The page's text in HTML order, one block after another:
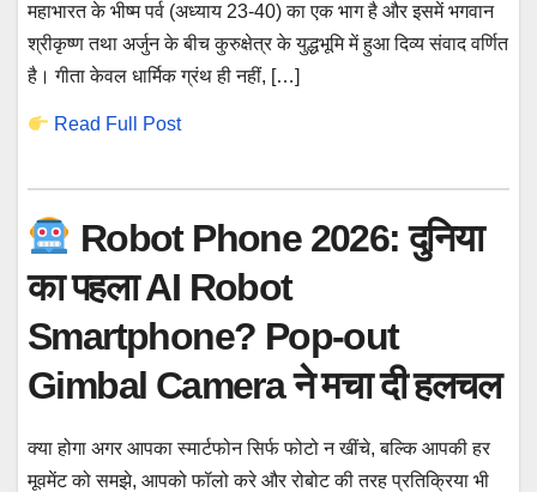
महाभारत के भीष्म पर्व (अध्याय 23-40) का एक भाग है और इसमें भगवान
श्रीकृष्ण तथा अर्जुन के बीच कुरुक्षेत्र के युद्धभूमि में हुआ दिव्य संवाद वर्णित
है। गीता केवल धार्मिक ग्रंथ ही नहीं, […]
Read Full Post
Robot Phone 2026: दुनिया
का पहला AI Robot
Smartphone? Pop-out
Gimbal Camera ने मचा दी हलचल
क्या होगा अगर आपका स्मार्टफोन सिर्फ फोटो न खींचे, बल्कि आपकी हर
मूवमेंट को समझे, आपको फॉलो करे और रोबोट की तरह प्रतिक्रिया भी